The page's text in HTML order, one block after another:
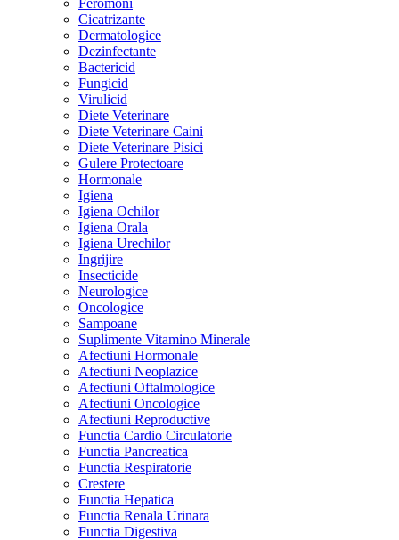
Feromoni
Cicatrizante
Dermatologice
Dezinfectante
Bactericid
Fungicid
Virulicid
Diete Veterinare
Diete Veterinare Caini
Diete Veterinare Pisici
Gulere Protectoare
Hormonale
Igiena
Igiena Ochilor
Igiena Orala
Igiena Urechilor
Ingrijire
Insecticide
Neurologice
Oncologice
Sampoane
Suplimente Vitamino Minerale
Afectiuni Hormonale
Afectiuni Neoplazice
Afectiuni Oftalmologice
Afectiuni Oncologice
Afectiuni Reproductive
Functia Cardio Circulatorie
Functia Pancreatica
Functia Respiratorie
Crestere
Functia Hepatica
Functia Renala Urinara
Functia Digestiva